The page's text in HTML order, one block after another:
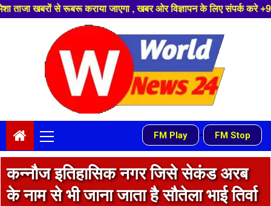
ओर विज्ञापन के लिए संपर्क करे +91 9839649848 ,हमारे यूट्यूब चैनल
Menu
FM Play - FM Stop
कन्नौज इतिहासिक नगर जिसे सेकंड अरब
के नाम से भी जाना जाता है सौतेला भाई तिर्वा